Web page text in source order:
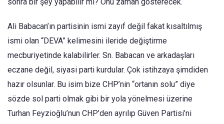
Ali Babacan’ın partisinin ismi zayıf değil fakat kısaltılmış
ismi olan “DEVA” kelimesini ileride değiştirme
mecburiyetinde kalabilirler. Sn. Babacan ve arkadaşları
eczane değil, siyasi parti kurdular. Çok istihzaya şimdiden
hazır olsunlar. Bu isim bize CHP’nin “ortanın solu” diye
sözde sol parti olmak gibi bir yola yönelmesi üzerine
Turhan Feyzioğlu’nun CHP’den ayrılıp Güven Partisi’ni